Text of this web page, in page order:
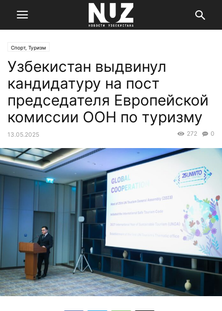
Спорт, Туризм
Узбекистан выдвинул
кандидатуру на пост
председателя Европейской
комиссии ООН по туризму
13.05.2025 0
272